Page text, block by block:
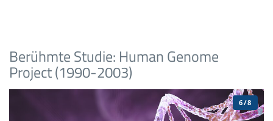
Berühmte Studie: Human Genome
Project (1990-2003)
6/8